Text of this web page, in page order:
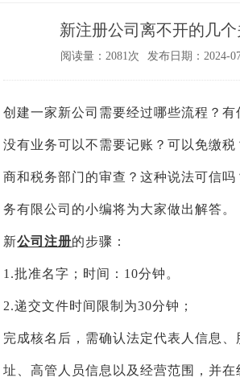
新注册公司离不开的几
阅读量：2081次 发布日期：2024-
创建一家新公司需要经过哪些流程？有
没有业务可以不需要记账？可以免缴税
商和税务部门的审查？这种说法可信吗
务有限公司的小编将为大家做出解答。
新公司注册的步骤：
1.批准名字；时间：10分钟。
2.递交文件时间限制为30分钟；
完成核名后，需确认法定代表人信息
址、高管人员信息以及经营范围，并在